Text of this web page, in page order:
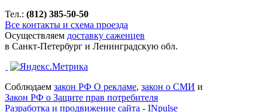
Тел.: (812) 385-50-50
Все контакты и схема проезда
Осуществляем доставку саженцев
в Санкт-Петербург и Ленинградскую обл.
Соблюдаем закон РФ О рекламе, закон о СМИ и
Закон РФ о Защите прав потребителя
Разработка и продвижение сайта - INpulse